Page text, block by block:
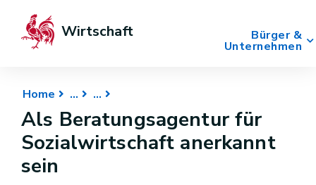
Bürger &
Unternehmen
Wirtschaft
Home
Als Beratungsagentur für
Sozialwirtschaft anerkannt
sein